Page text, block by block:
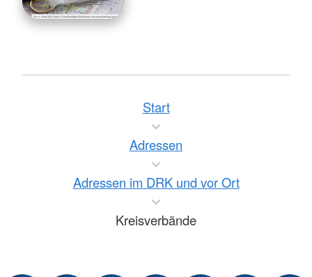
Start
Adressen
Adressen im DRK und vor Ort
Kreisverbände